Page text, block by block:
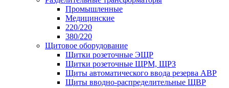
Промышленные
Медицинские
220/220
380/220
Щитовое оборудование
Щитки розеточные ЭЩР
Щитки розеточные ЩРМ, ЩРЗ
Щиты автоматического ввода резерва АВР
Щиты вводно-распределительные ЩВР